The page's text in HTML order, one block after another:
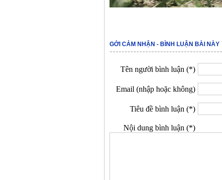
GỞI CẢM NHẬN - BÌNH LUẬN BÀI NÀY
Tên người bình luận (*)
Email (nhập hoặc không)
Tiêu đề bình luận (*)
Nội dung bình luận (*)